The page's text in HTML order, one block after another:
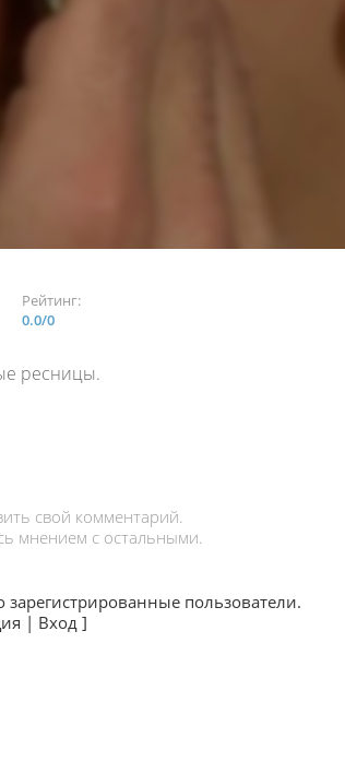
Рейтинг:
0.0/0
ресницы.
свой комментарий.
мнением с остальными.
пользователи.
| Вход]